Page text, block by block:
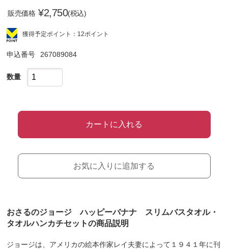
販売価格 ¥2,750(税込)
獲得予定ポイント：12ポイント
申込番号 267089084
数量
カートに入れる
お気に入りに追加する
おさるのジョージ ハッピーバナナ スリムバスタオル・
タオルハンカチセットの商品説明
ジョージは、アメリカの絵本作家レイ夫妻によって１９４１年に刊